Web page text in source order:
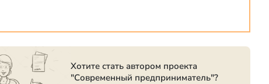
Хотите стать автором проекта
"Современный предприниматель"?